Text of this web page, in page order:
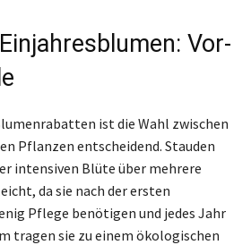
Vor-
ist die Wahl zwischen
Pflanzen entscheidend. Stauden
intensiven Blüte über mehrere
da sie nach der ersten
Pflege benötigen und jedes Jahr
tragen sie zu einem ökologischen